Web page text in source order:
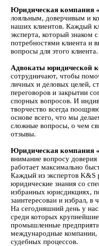
Юридическая компания
лояльным, доверчивым и
наших клиентов. Каждый
эксперта, который знаком
потребностями клиента и
вопросы для этого клиента.
Адвокаты юридической
сотрудничают, чтобы
личных и деловых целей,
переговоров и закрытии
спорных вопросов. И
творчество всегда
основе всего, что мы
сложные вопросы, о чем
отзывы.
Юридическая компания
внимание вопросу
работает максимально
Каждый из экспертов K&S
юридические знания со
избранных юрисдикциях,
заинтересован и избрал, в
На сегодняшний день у
среди которых
промышленные
международные компании,
судебных процессов.